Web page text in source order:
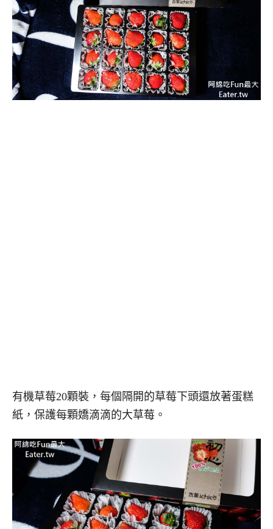
有機草莓20顆裝，每個隔開的草莓下頭還放著蛋糕
紙，保護每顆嬌滴滴的大草莓。